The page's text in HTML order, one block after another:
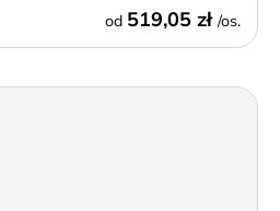
od 519,05 zł /os.